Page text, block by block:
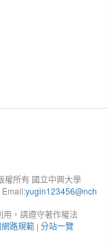
所有 國立中興大學
yugin123456@nch
，請遵守著作權法
路規範 | 分站一覽